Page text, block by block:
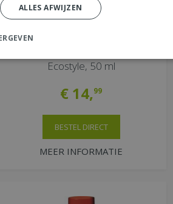
Ecostyle, 50 ml
€ 14,99
MEER INFORMATIE
BESTEL DIRECT
ALLES AFWIJZEN